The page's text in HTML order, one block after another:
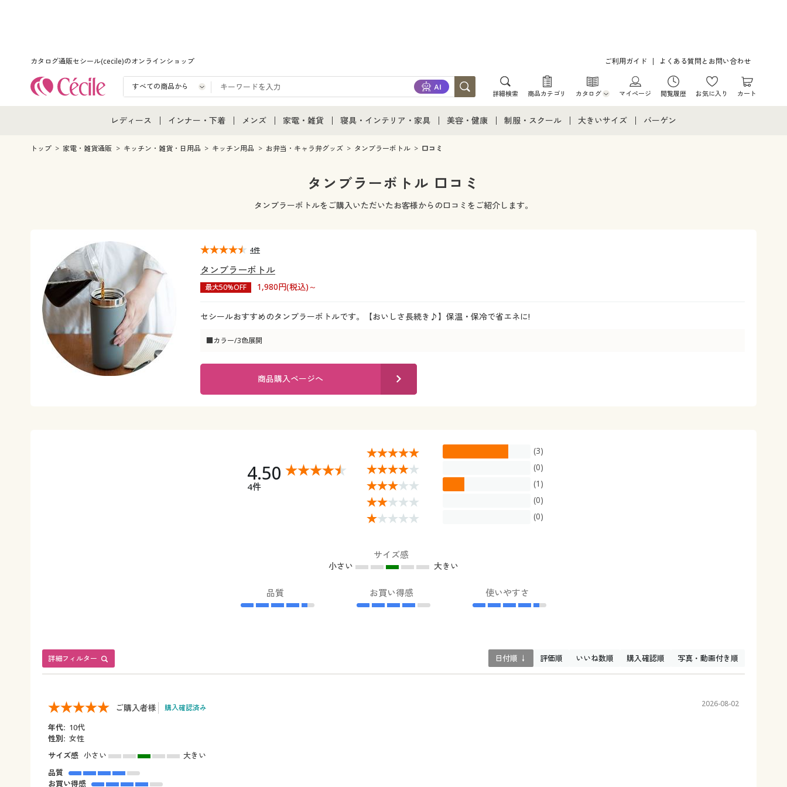
カタログ通販セシール(cecile)のオンラインショップ ご利用ガイド よくある質問とお問い合わせ
詳細検索 商品カテゴリ カタログ
カタログ・チラシからのご注文
マイページ 閲覧履歴 お気に入り カート
レディース
レディース通販すべて
インナー・下着
インナー・下着通販すべて
メンズ
メンズ通販すべて
メンズファッション
メンズ下着
家電・雑貨
家電・雑貨すべて
キッチン・雑貨・日用品
寝具・インテリア・家具
寝具・インテリア・家具通販すべて
家具・収納
寝具・ベッド
美容・健康
美容・健康・サプリメント
制服・スクール
ジュニア・ティーンズ下着
大きいサイズ バーゲン
トップ 家電・雑貨通販 キッチン・雑貨・日用品 キッチン用品 お弁当・キャラ弁グッズ タンブラーボトル 口コミ
タンブラーボトル 口コミ
タンブラーボトルをご購入いただいたお客様からの口コミをご紹介します。
タンブラーボトル
最大50%OFF 1,980円(税込)～
セシールおすすめのタンブラーボトルです。【おいしさ長続き♪】保温・保冷で省エネに!
■カラー/3色展開
4件
商品購入ページへ
4.50
4件
(3)
(0)
(1)
(0)
(0)
サイズ感
小さい 大きい
品質 お買い得感 使いやすさ
詳細フィルター 日付順 ↓ 評価順 いいね数順 購入確認順 写真・動画付き順
ご購入者様 購入確認済み 2026-08-02
年代: 10代
性別: 女性
サイズ感 小さい
大きい
品質
お買い得感